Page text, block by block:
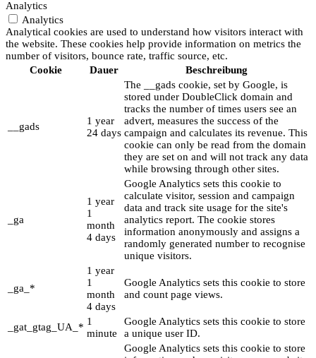
Analytics
Analytics
Analytical cookies are used to understand how visitors interact with
the website. These cookies help provide information on metrics the
number of visitors, bounce rate, traffic source, etc.
Cookie
Dauer Beschreibung
__gads
1 year
24 days
The __gads cookie, set by Google, is
stored under DoubleClick domain and
tracks the number of times users see an
advert, measures the success of the
campaign and calculates its revenue. This
cookie can only be read from the domain
they are set on and will not track any data
while browsing through other sites.
_ga
1 year
1
month
4 days
Google Analytics sets this cookie to
calculate visitor, session and campaign
data and track site usage for the site's
analytics report. The cookie stores
information anonymously and assigns a
randomly generated number to recognise
unique visitors.
_ga_*
1 year
1
month
4 days
Google Analytics sets this cookie to store
and count page views.
_gat_gtag_UA_* 1
minute
Google Analytics sets this cookie to store
a unique user ID.
Google Analytics sets this cookie to store